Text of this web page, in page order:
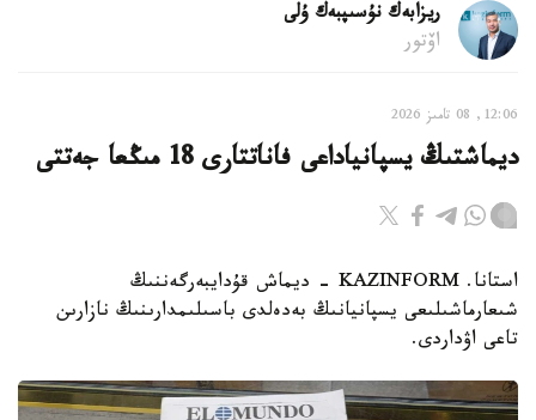
ريزابەك نۇسىپبەك ۇلى
اۆتور
12:06, 08 تامىز 2026
ديماشتىڭ يسپانياداعى فاناتتارى 18 مىڭعا جەتتى
استانا. KAZINFORM - ديماش قۇدايبەرگەننىڭ
شىعارماشىلىعى يسپانيانىڭ بەدەلدى باسىلىمدارىنىڭ نازارىن
تاعى اۋداردى.